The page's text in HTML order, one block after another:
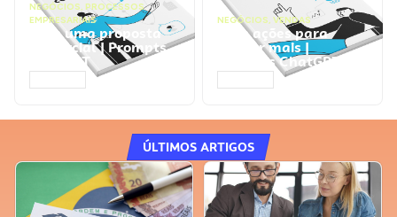
NEGÓCIOS, PROCESSOS
EMPRESARIAIS
Faça uma proposta
comercial | Prompts
ChatGPT
NEGÓCIOS, VENDAS
Faça ações para
vender mais |
Prompts ChatGPT
ÚLTIMOS ARTIGOS